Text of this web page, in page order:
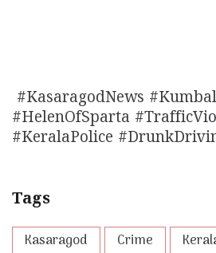
#KasaragodNews
#HelenOfSparta
#KeralaPolice
Tags
Kasaragod Crime